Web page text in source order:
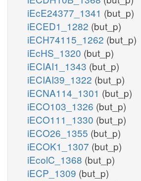
iEcE24377_1341 (but_p)
iECED1_1282 (but_p)
iECH74115_1262 (but_p)
iEcHS_1320 (but_p)
iECIAI1_1343 (but_p)
iECIAI39_1322 (but_p)
iECNA114_1301 (but_p)
iECO103_1326 (but_p)
iECO111_1330 (but_p)
iECO26_1355 (but_p)
iECOK1_1307 (but_p)
iEcolC_1368 (but_p)
iECP_1309 (but_p)